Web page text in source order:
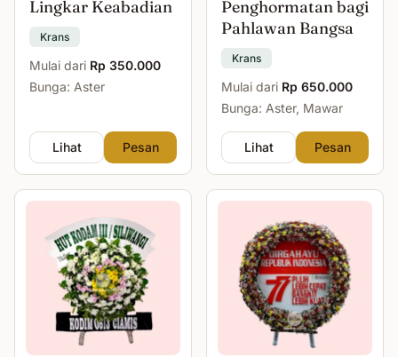
Lingkar Keabadian
Krans
Mulai dari Rp 350.000
Bunga: Aster
Lihat Pesan
Penghormatan bagi
Pahlawan Bangsa
Krans
Mulai dari Rp 650.000
Bunga: Aster, Mawar
Lihat Pesan